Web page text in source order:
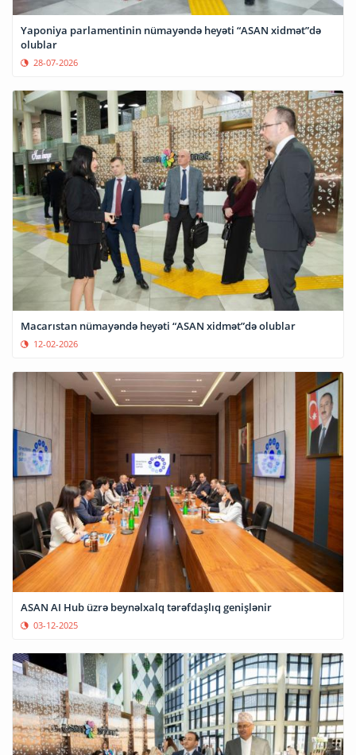
Yaponiya parlamentinin nümayəndə heyəti “ASAN xidmət”də
olublar
28-07-2026
Macarıstan nümayəndə heyəti “ASAN xidmət”də olublar
12-02-2026
ASAN AI Hub üzrə beynəlxalq tərəfdaşlıq genişlənir
03-12-2025